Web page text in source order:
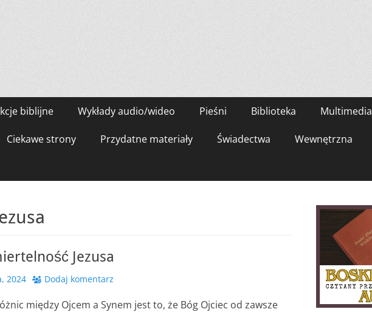
biblijne Wykłady audio/wideo Pieśni Biblioteka Multimedia
Ciekawe strony Przydatne materiały Świadectwa Wewnętrzna
Jezusa
2024 Dodaj komentarz
między Ojcem a Synem jest to, że Bóg Ojciec od zawsze